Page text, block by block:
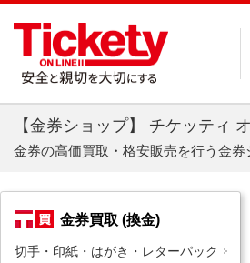
【金券ショップ】 チケッティ
金券の高価買取・格安販売を行う金券
金券買取 (換金)
切手・印紙・はがき・レターパック